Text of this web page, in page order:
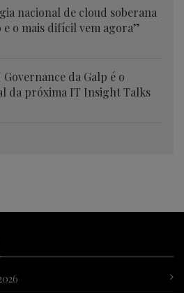
nacional de cloud soberana
e o mais difícil vem agora”
da Galp é o
da próxima IT Insight Talks